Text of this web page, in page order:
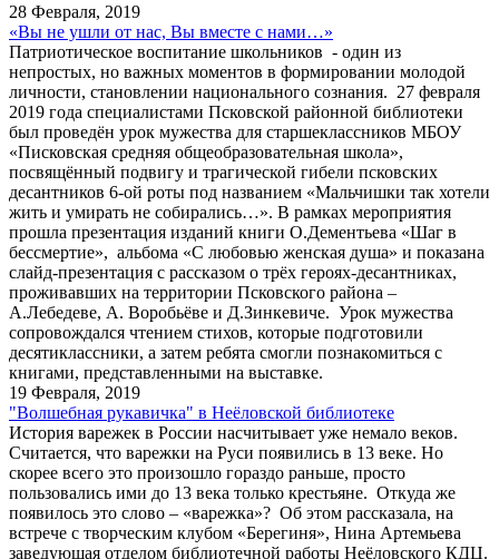
28 Февраля, 2019
«Вы не ушли от нас, Вы вместе с нами…»
Патриотическое воспитание школьников - один из
непростых, но важных моментов в формировании молодой
личности, становлении национального сознания. 27 февраля
2019 года специалистами Псковской районной библиотеки
был проведён урок мужества для старшеклассников МБОУ
«Писковская средняя общеобразовательная школа»,
посвящённый подвигу и трагической гибели псковских
десантников 6-ой роты под названием «Мальчишки так хотели
жить и умирать не собирались…». В рамках мероприятия
прошла презентация изданий книги О.Дементьева «Шаг в
бессмертие», альбома «С любовью женская душа» и показана
слайд-презентация с рассказом о трёх героях-десантниках,
проживавших на территории Псковского района –
А.Лебедеве, А. Воробьёве и Д.Зинкевиче. Урок мужества
сопровождался чтением стихов, которые подготовили
десятиклассники, а затем ребята смогли познакомиться с
книгами, представленными на выставке.
19 Февраля, 2019
"Волшебная рукавичка" в Неёловской библиотеке
История варежек в России насчитывает уже немало веков.
Считается, что варежки на Руси появились в 13 веке. Но
скорее всего это произошло гораздо раньше, просто
пользовались ими до 13 века только крестьяне. Откуда же
появилось это слово – «варежка»? Об этом рассказала, на
встрече с творческим клубом «Берегиня», Нина Артемьева
заведующая отделом библиотечной работы Неёловского КДЦ.